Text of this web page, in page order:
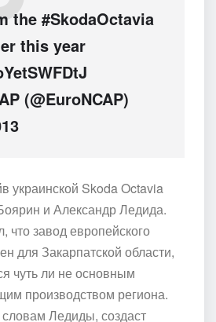
the #SkodaOctavia
this year
(@EuroNCAP)
украинской Skoda Octavia
и Александр Ледида.
что завод европейского
для Закарпатской области,
чуть ли не основным
производством региона.
Ледиды, создаст